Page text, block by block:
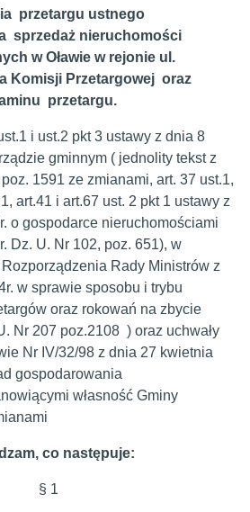
przetargu ustnego
sprzedaż nieruchomości
w Oławie w rejonie ul.
Komisji Przetargowej oraz
przetargu.
i ust.2 pkt 3 ustawy z dnia 8
gminnym ( jednolity tekst z
1591 ze zmianami, art. 37 ust.1,
art.41 i art.67 ust. 2 pkt 1 ustawy z
o gospodarce nieruchomościami
Dz. U. Nr 102, poz. 651), w
Rady Ministrów z
w sprawie sposobu i trybu
oraz rokowań na zbycie
Nr 207 poz.2108 ) oraz uchwały
Nr IV/32/98 z dnia 27 kwietnia
gospodarowania
własność Gminy
co następuje:
§ 1